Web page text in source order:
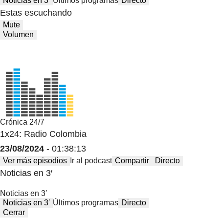
Estas escuchando
Mute
Volumen
Crónica 24/7
1x24: Radio Colombia
23/08/2024 - 01:38:13
Ver más episodios Ir al podcast Compartir Directo
Noticias en 3′
Noticias en 3′
Noticias en 3′ Últimos programas Directo
Cerrar